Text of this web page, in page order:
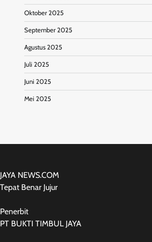
Oktober 2025
September 2025
Agustus 2025
Juli 2025
Juni 2025
Mei 2025
JAYA NEWS.COM
Tepat Benar Jujur
Penerbit
PT BUKTI TIMBUL JAYA